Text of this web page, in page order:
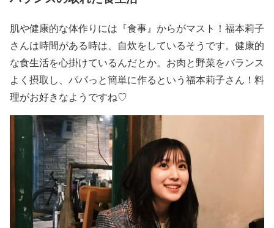
肌や健康的な体作りには 『食事』 からがマスト！福本莉子
さんは時間がある時は、自炊をしているそうです。健康的
な食生活を心掛けているんだとか。お肉と野菜をバランス
よく摂取し、パパっと簡単に作るという福本莉子さん！料
理がお好きなようですね♡